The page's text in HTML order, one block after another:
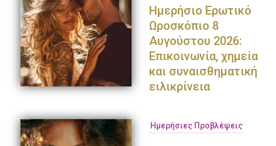
Ημερήσιο Ερωτικό
Ωροσκόπιο 8
Αυγούστου 2026:
Επικοινωνία, χημεία
και συναισθηματική
ειλικρίνεια
Ημερήσιες Προβλέψεις